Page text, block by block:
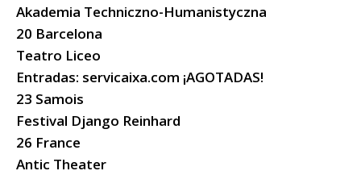
Akademia Techniczno-Humanistyczna
20 Barcelona
Teatro Liceo
Entradas: servicaixa.com ¡AGOTADAS!
23 Samois
Festival Django Reinhard
26 France
Antic Theater